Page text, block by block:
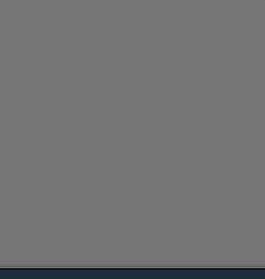
Yetkili servis gerekli kontrolleri